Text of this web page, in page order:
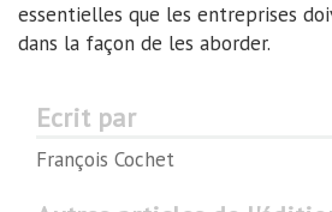
essentielles que les entreprises
dans la façon de les aborder.
Ecrit par
François Cochet